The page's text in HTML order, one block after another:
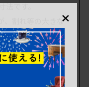
法です。
、割れ等の大きな
85mm/深さ
×